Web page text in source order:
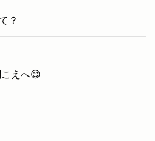
？
こえへ😊